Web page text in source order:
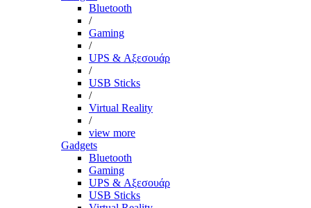
Bluetooth
/
Gaming
/
UPS & Αξεσουάρ
/
USB Sticks
/
Virtual Reality
/
view more
Gadgets
Bluetooth
Gaming
UPS & Αξεσουάρ
USB Sticks